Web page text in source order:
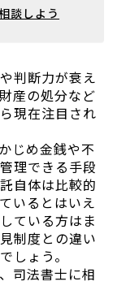
談しよう
判断力が衰え
産の処分など
現在注目され
じめ金銭や不
理できる手段
自体は比較的
いるとはいえ
ている方はま
制度との違い
しょう。
司法書士に相